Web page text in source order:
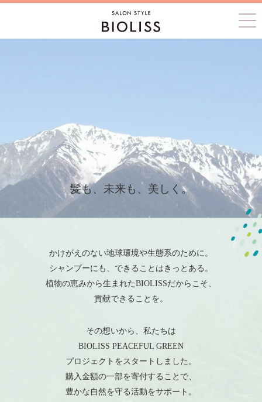
髪も、未来も、美しく。
かけがえのない地球環境や生態系のために。
シャンプーにも、できることはきっとある。
植物の恵みから生まれたBIOLISSだからこそ、
貢献できることを。
その想いから、私たちは
BIOLISS PEACEFUL GREEN
プロジェクトをスタートしました。
購入金額の一部を寄付することで、
豊かな自然を守る活動をサポート。